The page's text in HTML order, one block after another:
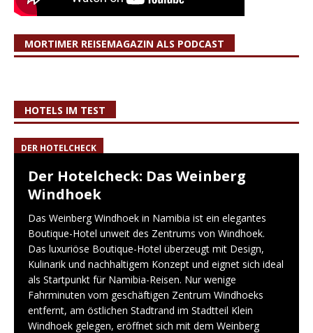
MORTIMER REISEMAGAZIN ALS PODCAST
HOTELS IM TEST
DER HOTELCHECK
Der Hotelcheck: Das Weinberg
Windhoek
Das Weinberg Windhoek in Namibia ist ein elegantes
Boutique-Hotel unweit des Zentrums von Windhoek.
Das luxuriöse Boutique-Hotel überzeugt mit Design,
Kulinarik und nachhaltigem Konzept und eignet sich ideal
als Startpunkt für Namibia-Reisen. Nur wenige
Fahrminuten vom geschäftigen Zentrum Windhoeks
entfernt, am östlichen Stadtrand im Stadtteil Klein
Windhoek gelegen, eröffnet sich mit dem Weinberg